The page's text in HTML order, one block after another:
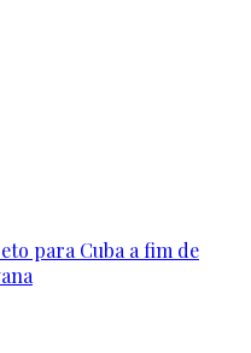
para Cuba a fim de